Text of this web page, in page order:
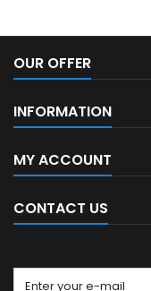
OUR OFFER
INFORMATION
MY ACCOUNT
CONTACT US